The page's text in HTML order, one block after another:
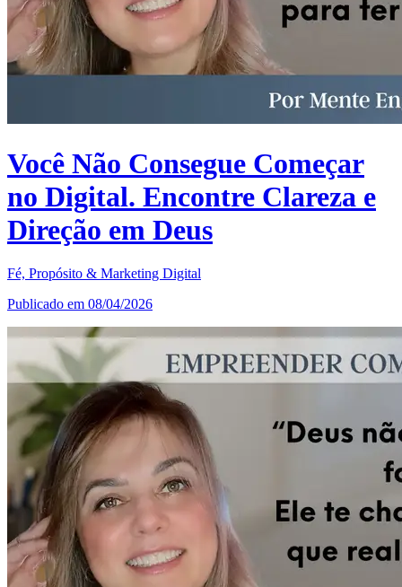
Você Não Consegue Começar
no Digital. Encontre Clareza e
Direção em Deus
Fé, Propósito & Marketing Digital
Publicado em 08/04/2026